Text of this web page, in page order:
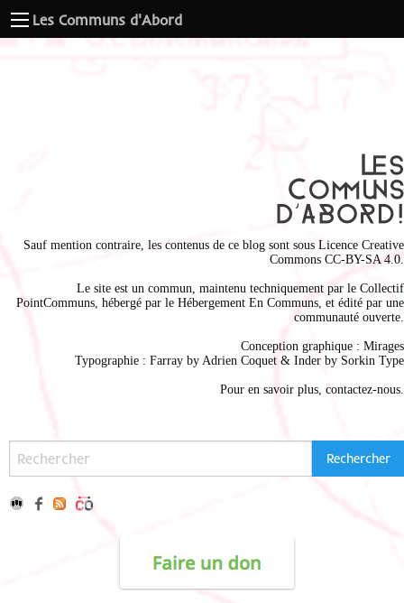
Les Communs d'Abord
Sauf mention contraire, les contenus de ce blog sont sous Licence Creative
Commons CC-BY-SA 4.0
Le site est un commun, maintenu techniquement par le Collectif
PointCommuns , hébergé par le Hébergement En Communs , et édité par une
communauté ouverte.
Conception graphique : Mirages
Typographie : Farray by Adrien Coquet & Inder by Sorkin Type
Pour en savoir plus, contactez-nous